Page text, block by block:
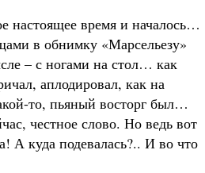
настоящее время и началось…
в обнимку «Марсельезу»
– с ногами на стол… как
аплодировал, как на
то, пьяный восторг был…
честное слово. Но ведь вот
А куда подевалась?.. И во что